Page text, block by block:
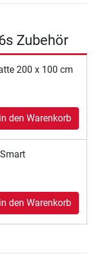
Zubehör
200 x 100 cm
in den Warenkorb
in den Warenkorb